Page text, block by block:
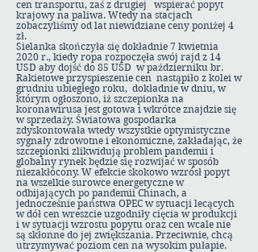
cen transportu, zaś z drugiej wspierać popyt
krajowy na paliwa. Wtedy na stacjach
zobaczyliśmy od lat niewidziane ceny poniżej 4
zł.
Sielanka skończyła się dokładnie 7 kwietnia
2020 r., kiedy ropa rozpoczęła swój rajd z 14
USD aby dojść do 85 USD w październiku br.
Rakietowe przyspieszenie cen nastąpiło z kolei w
grudniu ubiegłego roku, dokładnie w dniu, w
którym ogłoszono, iż szczepionka na
koronawirusa jest gotowa i wkrótce znajdzie się
w sprzedaży. Światowa gospodarka
zdyskontowała wtedy wszystkie optymistyczne
sygnały zdrowotne i ekonomiczne, zakładając, że
szczepionki zlikwidują problem pandemii i
globalny rynek będzie się rozwijać w sposób
niezakłócony. W efekcie skokowo wzrósł popyt
na wszelkie surowce energetyczne w
odbijających po pandemii Chinach, a
jednocześnie państwa OPEC w sytuacji lecących
w dół cen wreszcie uzgodniły cięcia w produkcji
i w sytuacji wzrostu popytu oraz cen wcale nie
są skłonne do jej zwiększania. Przeciwnie, chcą
utrzymywać poziom cen na wysokim pułapie.